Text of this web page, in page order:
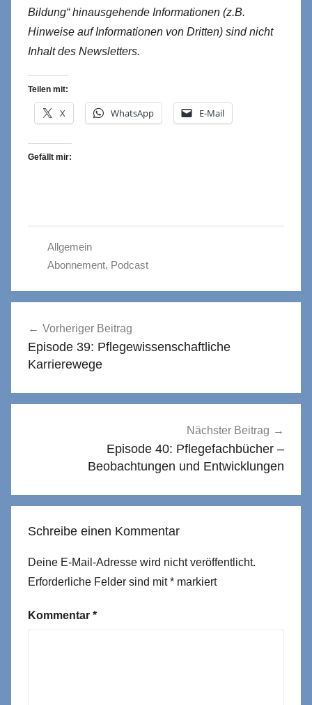
Bildung“ hinausgehende Informationen (z.B.
Hinweise auf Informationen von Dritten) sind nicht
Inhalt des Newsletters.
Teilen mit:
X WhatsApp E-Mail
Gefällt mir:
Allgemein
Abonnement, Podcast
Vorheriger Beitrag
Episode 39: Pflegewissenschaftliche
Karrierewege
Nächster Beitrag
Episode 40: Pflegefachbücher –
Beobachtungen und Entwicklungen
Schreibe einen Kommentar
Deine E-Mail-Adresse wird nicht veröffentlicht.
Erforderliche Felder sind mit* markiert
Kommentar *